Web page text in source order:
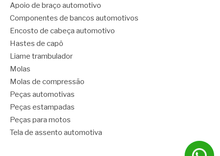
Apoio de braço automotivo
Componentes de bancos automotivos
Encosto de cabeça automotivo
Hastes de capô
Liame trambulador
Molas
Molas de compressão
Peças automotivas
Peças estampadas
Peças para motos
Tela de assento automotiva